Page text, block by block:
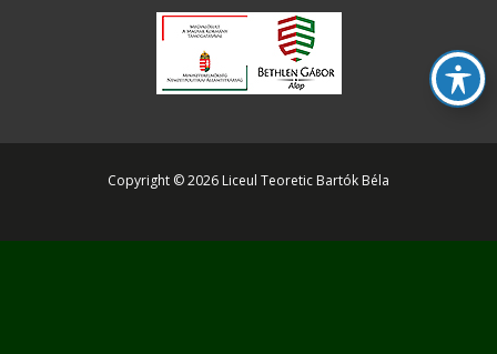
Copyright © 2026 Liceul Teoretic Bartók Béla